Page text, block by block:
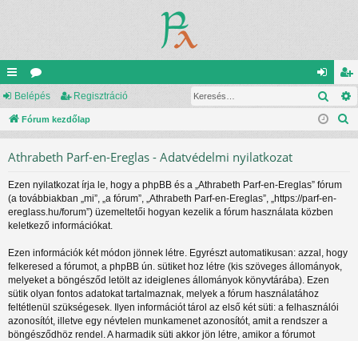
yo
rs
k
ór
u
el
ép
eg
is
Belépés Regisztráció
Fórum kezdőlap
Athrabeth Parf-en-Ereglas - Adatvédelmi nyilatkozat
Ezen nyilatkozat írja le, hogy a phpBB és a „Athrabeth Parf-en-Ereglas” fórum
(a továbbiakban „mi”, „a fórum”, „Athrabeth Parf-en-Ereglas”, „https://parf-en-
ereglass.hu/forum”) üzemeltetői hogyan kezelik a fórum használata közben
keletkező információkat.
Ezen információk két módon jönnek létre. Egyrészt automatikusan: azzal, hogy
felkeresed a fórumot, a phpBB ún. sütiket hoz létre (kis szöveges állományok,
melyeket a böngésződ letölt az ideiglenes állományok könyvtárába). Ezen
sütik olyan fontos adatokat tartalmaznak, melyek a fórum használatához
feltétlenül szükségesek. Ilyen információt tárol az első két süti: a felhasználói
azonosítót, illetve egy névtelen munkamenet azonosítót, amit a rendszer a
böngésződhöz rendel. A harmadik süti akkor jön létre, amikor a fórumot